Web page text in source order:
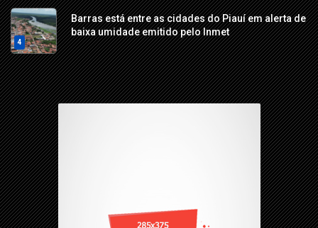
4
Barras está entre as cidades do Piauí em alerta de
baixa umidade emitido pelo Inmet